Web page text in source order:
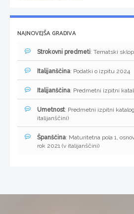
NAJNOVEJŠA GRADIVA
Strokovni predmeti: Tematski
Italijanščina: Podatki o izpitu 2024
Italijanščina: Predmetni izpitni
Umetnost: Predmetni izpitni
italijanščini)
Španščina: Maturitetna pola 1,
rok 2021 (v italijanščini)